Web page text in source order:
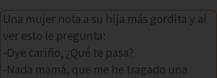
Una mujer nota a su hija más gordita y al
ver esto le pregunta:
-Oye cariño, ¿Qué te pasa?
-Nada mamá, que me he tragado una